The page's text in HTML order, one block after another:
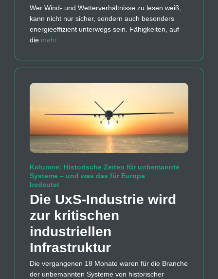
Wer Wind- und Wetterverhältnisse zu lesen weiß,
kann nicht nur sicher, sondern auch besonders
energieeffizient unterwegs sein. Fähigkeiten, auf
die mehr…
Kolumne: Historische Zeiten für unbemannte
Systeme – und was das für Europa
bedeutet
Die UxS-Industrie wird
zur kritischen
industriellen
Infrastruktur
Die vergangenen 18 Monate waren für die Branche
der unbemannten Systeme von historischer